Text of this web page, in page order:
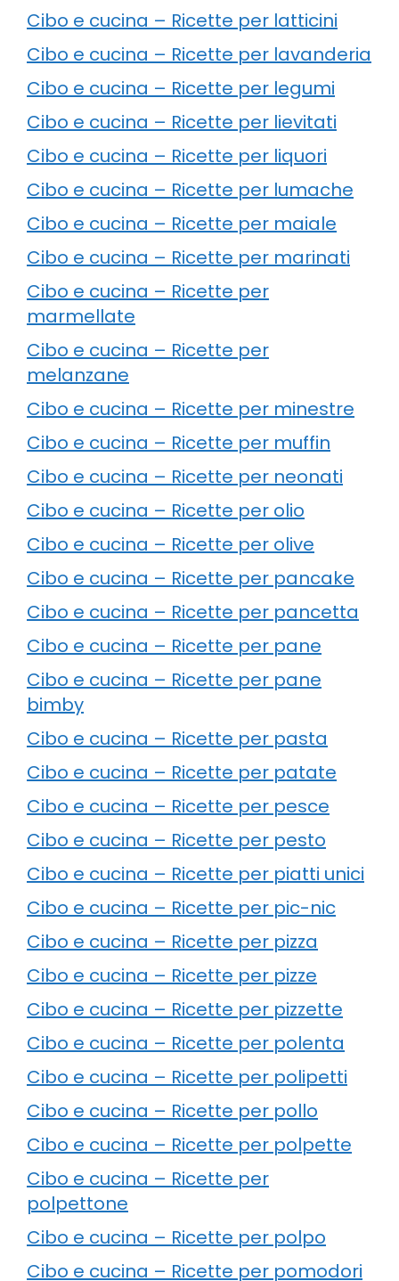
Cibo e cucina – Ricette per latticini
Cibo e cucina – Ricette per lavanderia
Cibo e cucina – Ricette per legumi
Cibo e cucina – Ricette per lievitati
Cibo e cucina – Ricette per liquori
Cibo e cucina – Ricette per lumache
Cibo e cucina – Ricette per maiale
Cibo e cucina – Ricette per marinati
Cibo e cucina – Ricette per
marmellate
Cibo e cucina – Ricette per
melanzane
Cibo e cucina – Ricette per minestre
Cibo e cucina – Ricette per muffin
Cibo e cucina – Ricette per neonati
Cibo e cucina – Ricette per olio
Cibo e cucina – Ricette per olive
Cibo e cucina – Ricette per pancake
Cibo e cucina – Ricette per pancetta
Cibo e cucina – Ricette per pane
Cibo e cucina – Ricette per pane
bimby
Cibo e cucina – Ricette per pasta
Cibo e cucina – Ricette per patate
Cibo e cucina – Ricette per pesce
Cibo e cucina – Ricette per pesto
Cibo e cucina – Ricette per piatti unici
Cibo e cucina – Ricette per pic-nic
Cibo e cucina – Ricette per pizza
Cibo e cucina – Ricette per pizze
Cibo e cucina – Ricette per pizzette
Cibo e cucina – Ricette per polenta
Cibo e cucina – Ricette per polipetti
Cibo e cucina – Ricette per pollo
Cibo e cucina – Ricette per polpette
Cibo e cucina – Ricette per
polpettone
Cibo e cucina – Ricette per polpo
Cibo e cucina – Ricette per pomodori